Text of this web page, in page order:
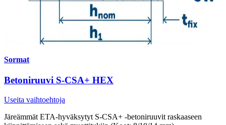
Sormat
Betoniruuvi S-CSA+ HEX
Useita vaihtoehtoja
Järeämmät ETA-hyväksytyt S-CSA+ -betoniruuvit raskaaseen